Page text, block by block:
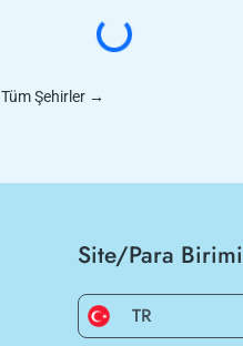
Tüm Şehirler →
Site/Para Birimi
TR